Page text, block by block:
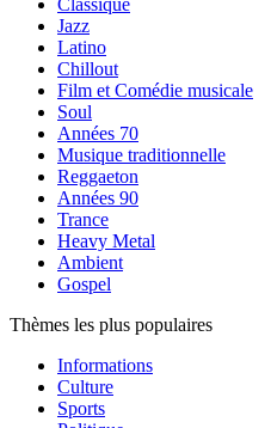
Classique
Jazz
Latino
Chillout
Film et Comédie musicale
Soul
Années 70
Musique traditionnelle
Reggaeton
Années 90
Trance
Heavy Metal
Ambient
Gospel
Thèmes les plus populaires
Informations
Culture
Sports